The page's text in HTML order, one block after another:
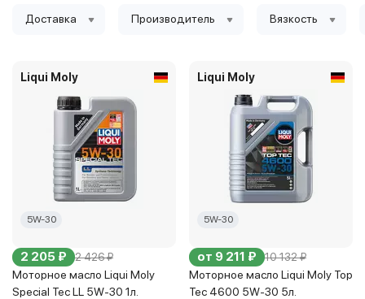
Доставка Производитель Вязкость
Liqui Moly
5W-30
2 205 ₽ 2 426 ₽
Моторное масло Liqui Moly
Special Tec LL 5W-30 1л.
Liqui Moly
5W-30
от 9 211 ₽ 10 132 ₽
Моторное масло Liqui Moly Top
Tec 4600 5W-30 5л.